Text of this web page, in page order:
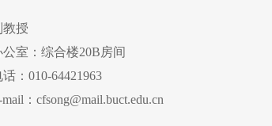
教授
公室：综合楼20B房间
话：010-64421963
：cfsong@mail.buct.edu.cn